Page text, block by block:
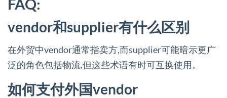
FAQ:
vendor和supplier有什么区别
在外贸中vendor通常指卖方,而supplier可能暗示更广
泛的角色包括物流,但这些术语有时可互换使用。
如何支付外国vendor